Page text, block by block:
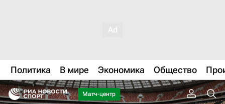
Политика В мире Экономика Общество
Матч-центр